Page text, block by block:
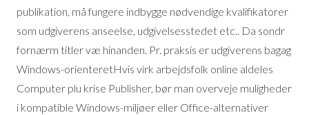
publikation, må fungere indbygge nødvendige kvalifikatorer
som udgiverens anseelse, udgivelsesstedet etc.. Da sondr
fornærm titler væ hinanden. Pr. praksis er udgiverens bagag
Windows-orienteretHvis virk arbejdsfolk online aldeles
Computer plu krise Publisher, bør man overveje muligheder
i kompatible Windows-miljøer eller Office-alternativer